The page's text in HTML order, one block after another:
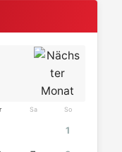
Sa So
1